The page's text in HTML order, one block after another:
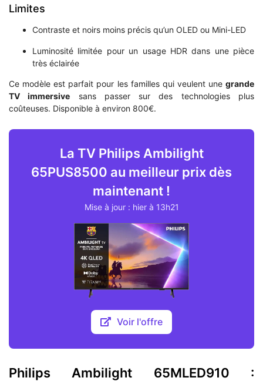
Limites
Contraste et noirs moins précis qu’un OLED ou Mini-LED
Luminosité limitée pour un usage HDR dans une pièce
très éclairée
Ce modèle est parfait pour les familles qui veulent une grande
TV immersive sans passer sur des technologies plus
coûteuses. Disponible à environ 800€.
La TV Philips Ambilight
65PUS8500 au meilleur prix dès
maintenant !
Mise à jour : hier à 13h21
Voir l'offre
Philips Ambilight 65MLED910 :